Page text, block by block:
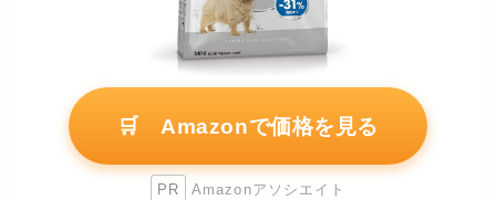
🛒 Amazonで価格を見る
PR Amazonアソシエイト